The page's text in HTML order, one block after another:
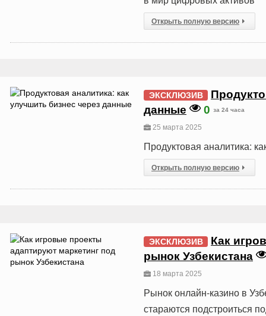
Открыть полную версию
ЭКСКЛЮЗИВ
данные
0 за 24 часа
25 марта 2025
Продуктовая аналитика:
Открыть полную версию
ЭКСКЛЮЗИВ
Как
рынок Узбекистана
18 марта 2025
Рынок онлайн-казино в
стараются подстроиться